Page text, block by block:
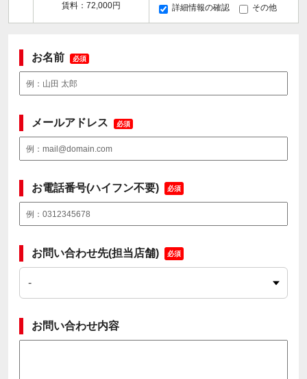
賃料：72,000円
詳細情報の確認 その他
お名前 必須
メールアドレス 必須
お電話番号(ハイフン不要) 必須
お問い合わせ先(担当店舗) 必須
お問い合わせ内容